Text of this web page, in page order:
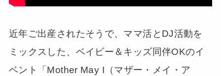
近年ご出産されたそうで、ママ活とDJ活動を
ミックスした、ベイビー＆キッズ同伴OKのイ
ベント「Mother May I（マザー・メイ・ア